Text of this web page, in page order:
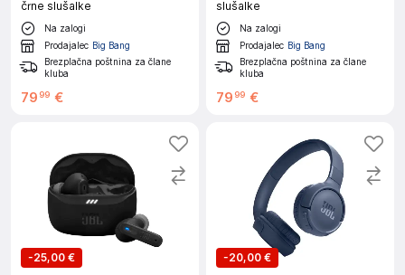
črne slušalke
Na zalogi
Prodajalec Big Bang
Brezplačna poštnina za člane
kluba
79 99 €
slušalke
Na zalogi
Prodajalec Big Bang
Brezplačna poštnina za člane
kluba
79 99 €
-25,00 €
-20,00 €